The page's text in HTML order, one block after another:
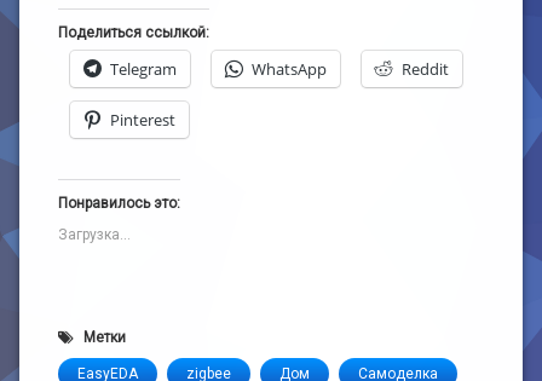
Поделиться ссылкой:
Telegram WhatsApp Reddit
Pinterest
Понравилось это:
Загрузка...
Метки
EasyEDA zigbee Дом Самоделка